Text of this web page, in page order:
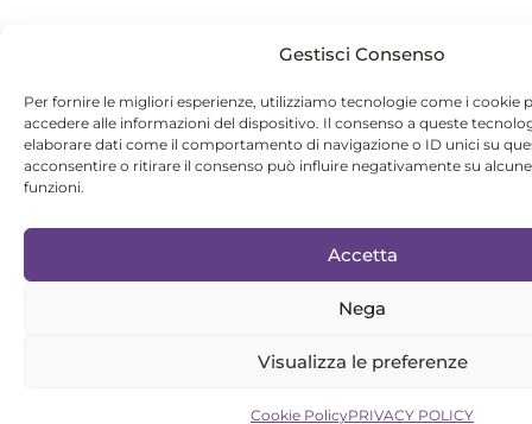
Gestisci Consenso
Per fornire le migliori esperienze, utilizziamo tecnologie come i cookie
accedere alle informazioni del dispositivo. Il consenso a queste
elaborare dati come il comportamento di navigazione o ID unici su
acconsentire o ritirare il consenso può influire negativamente su
funzioni.
Accetta
Nega
Visualizza le preferenze
Cookie PolicyPRIVACY POLICY